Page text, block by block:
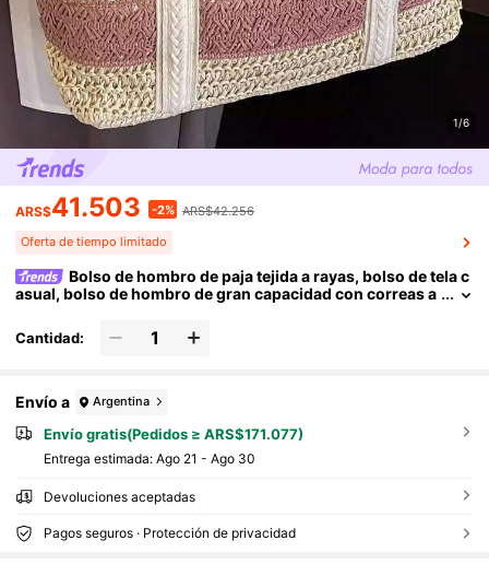
1/6
ARS$41.503 -2% ARS$42.256
Oferta de tiempo limitado
Bolso de hombro de paja tejida a rayas, bolso de tela c
asual, bolso de hombro de gran capacidad con correas a
mpras, salidas y tareas diarias. Adecuado para estudiantes, d
amas de oficina y madres, textura ligera y transpirable que tr
Cantidad:
Envío a Argentina
Envío gratis(Pedidos ≥ ARS$171.077)
Entrega estimada: Ago 21 - Ago 30
Devoluciones aceptadas
Pagos seguros · Protección de privacidad
115K Seguidores